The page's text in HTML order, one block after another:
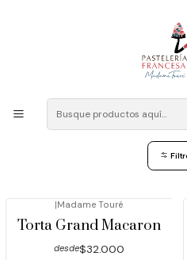
Providencia, Lo Barnechea,
Centro. Contacto mensaje
Inicio
|Madame Touré
Torta Grand Macaron
desde$32.000